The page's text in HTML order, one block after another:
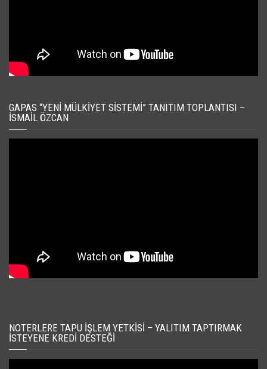
GAPAS “YENI MÜLKIYET SISTEMI” TANITIM TOPLANTISI –
İSMAIL ÖZCAN
NOTERLERE TAPU İŞLEM YETKISI – YALITIM TAPTIRMAK
İSTEYENE KREDI DESTEĞI